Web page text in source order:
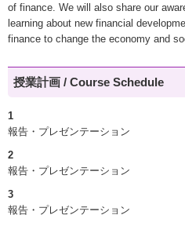
of finance. We will also share our
learning about new financial
finance to change the economy and
授業計画 / Course Schedule
1
報告・プレゼンテーション
2
報告・プレゼンテーション
3
報告・プレゼンテーション